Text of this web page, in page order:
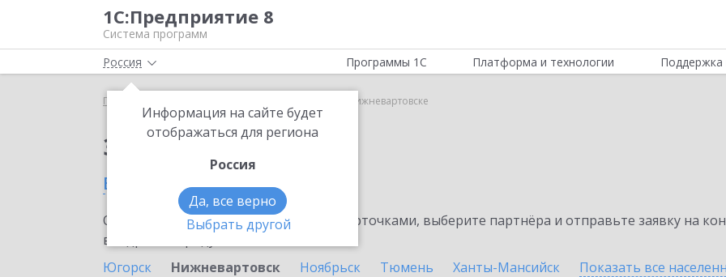
1С:Предприятие 8
Система программ
Россия
Информация на сайте будет
отображаться для региона
Россия
Да, все верно
Выбрать другой
Программы 1С Платформа и технологии Поддержка
Главная 1С:Share в Нижневартовске
Заказать 1С:Share
в Нижневартовске
Ознакомьтесь с информационными карточками, выберите партнёра и отправьте заявку на
внедрение продукта.
Югорск
Нижневартовск Ноябрьск Тюмень Ханты-Мансийск Показать все